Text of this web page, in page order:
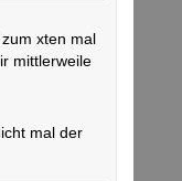
xten mal
mittlerweile
mal der